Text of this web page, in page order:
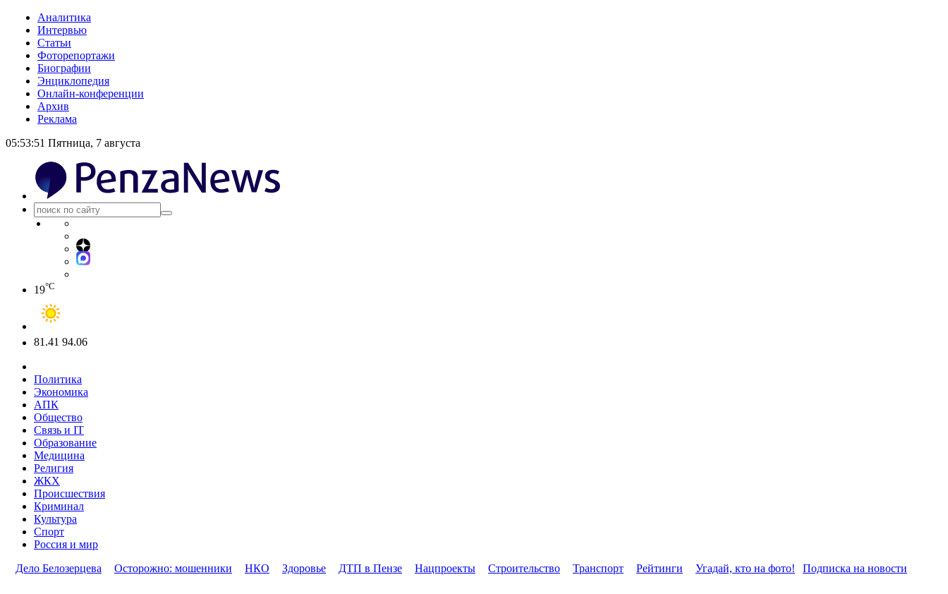
Аналитика
Интервью
Статьи
Фоторепортажи
Биографии
Энциклопедия
Онлайн-конференции
Архив
Реклама
05:53:52 Пятница, 7 августа
19°C
81.41 94.06
Политика
Экономика
АПК
Общество
Связь и IT
Образование
Медицина
Религия
ЖКХ
Происшествия
Криминал
Культура
Спорт
Россия и мир
Дело Белозерцева
Осторожно: мошенники НКО Здоровье ДТП в Пензе Нацпроекты Строительство Транспорт Рейтинги Угадай, кто на фото! Подписка на новости